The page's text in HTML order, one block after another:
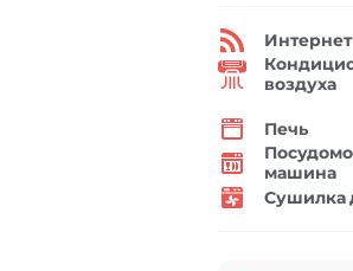
Интернет
воздуха
Печь
машина
Сушилка